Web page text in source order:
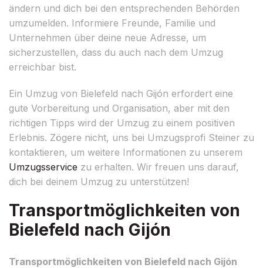
ändern und dich bei den entsprechenden Behörden
umzumelden. Informiere Freunde, Familie und
Unternehmen über deine neue Adresse, um
sicherzustellen, dass du auch nach dem Umzug
erreichbar bist.
Ein Umzug von Bielefeld nach Gijón erfordert eine
gute Vorbereitung und Organisation, aber mit den
richtigen Tipps wird der Umzug zu einem positiven
Erlebnis. Zögere nicht, uns bei Umzugsprofi Steiner zu
kontaktieren, um weitere Informationen zu unserem
Umzugsservice zu erhalten. Wir freuen uns darauf,
dich bei deinem Umzug zu unterstützen!
Transportmöglichkeiten von
Bielefeld nach Gijón
Transportmöglichkeiten von Bielefeld nach Gijón